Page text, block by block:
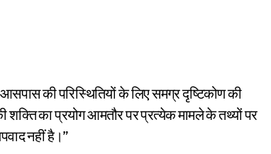
की परिस्थितियों के लिए समग्र दृष्टिकोण की
का प्रयोग आमतौर पर प्रत्येक मामले के तथ्यों पर
नहीं है।”